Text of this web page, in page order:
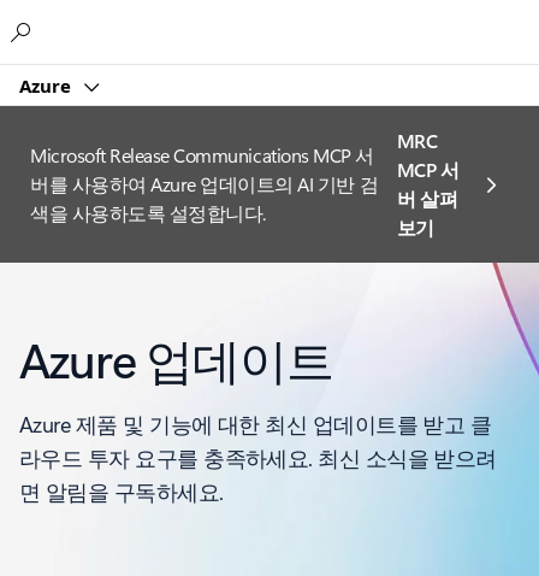
Azure
Microsoft Release Communications MCP 서
버를 사용하여 Azure 업데이트의 AI 기반 검
색을 사용하도록 설정합니다.
MRC
MCP 서
버 살펴
보기
Azure 업데이트
Azure 제품 및 기능에 대한 최신 업데이트를 받고 클
라우드 투자 요구를 충족하세요. 최신 소식을 받으려
면 알림을 구독하세요.